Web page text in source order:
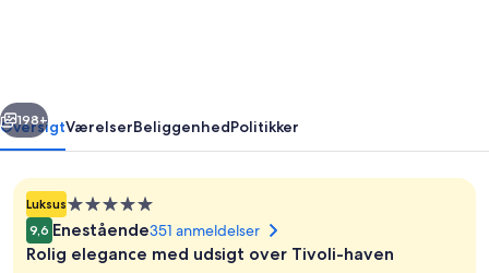
Næste
198+
OversigtVærelserBeliggenhedPolitikker
LuksusOvernatningssted
med
5.0
9,6 Enestående351 anmeldelser
Rolig elegance med udsigt over Tivoli-haven